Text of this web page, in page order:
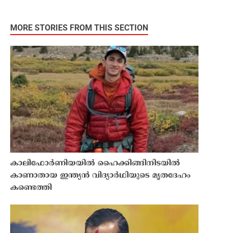
MORE STORIES FROM THIS SECTION
കാലിഫോർണിയയിൽ ഹൈക്കിങ്ങിനിടയിൽ
കാണാതായ ഇന്ത്യൻ വിദ്യാർഥിയുടെ മൃതദേഹം
കണ്ടെത്തി